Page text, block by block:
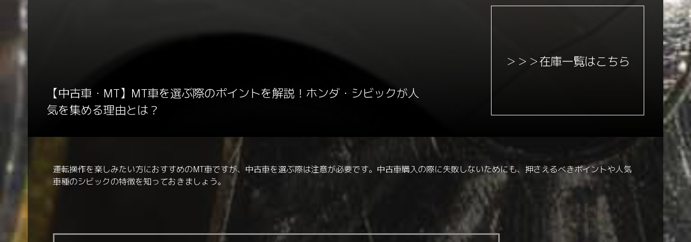
【中古車・MT】MT車を選ぶ際のポイントを解説！ホンダ・シビックが人
気を集める理由とは？
＞＞＞在庫一覧はこちら
運転操作を楽しみたい方におすすめのMT車ですが、中古車を選ぶ際は注意が必要です。中古車購入の際に失敗しないためにも、押さえるべきポイントや人気
車種のシビックの特徴を知っておきましょう。